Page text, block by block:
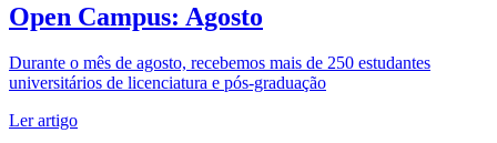
Open Campus: Agosto
Durante o mês de agosto, recebemos mais de 250 estudantes
universitários de licenciatura e pós-graduação
Ler artigo